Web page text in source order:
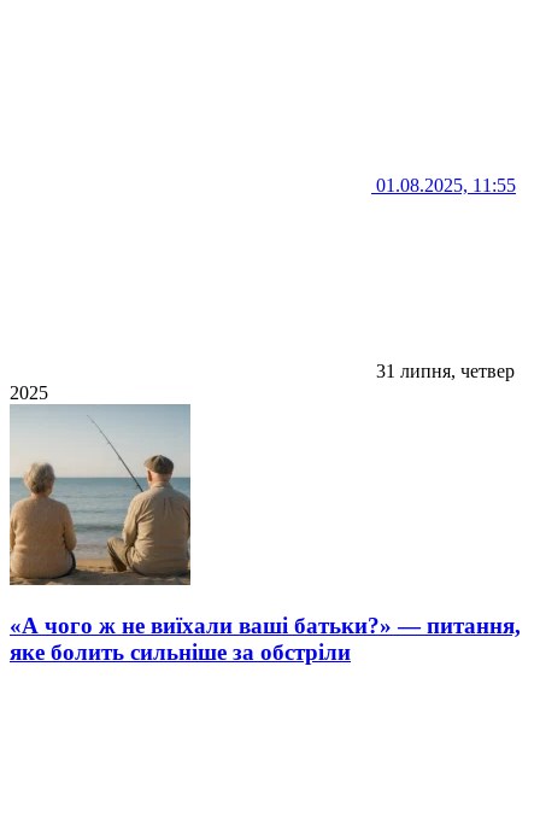
01.08.2025, 11:55
31 липня, четвер
2025
«А чого ж не виїхали ваші батьки?» — питання,
яке болить сильніше за обстріли